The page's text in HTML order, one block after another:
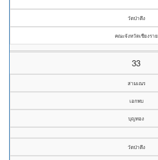
วัดป่าตึง
คณะจังหวัดเชียงราย
33
สามเณร
เอกพบ
บุญทอง
วัดป่าตึง